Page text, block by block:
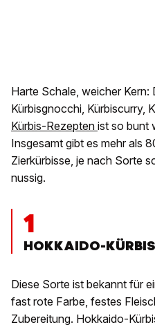
Harte Schale, weicher Kern:
Kürbisgnocchi, Kürbiscurry,
Kürbis-Rezepten ist so bunt
Insgesamt gibt es mehr als
Zierkürbisse, je nach Sorte
nussig.
1
HOKKAIDO-KÜRBIS
Diese Sorte ist bekannt für
fast rote Farbe, festes
Zubereitung. Hokkaido-